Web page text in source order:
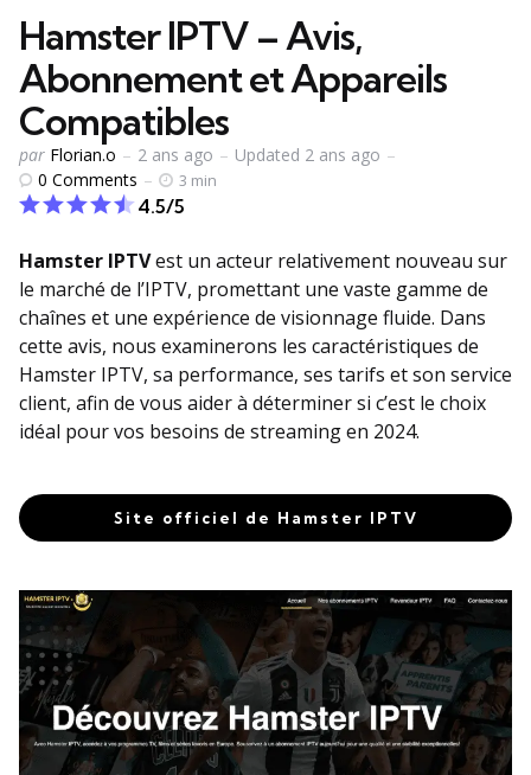
Hamster IPTV – Avis,
Abonnement et Appareils
Compatibles
Publié
par
par Florian.o 2 ans ago Updated 2 ans ago
0 Comments 3 min
4.5/5
Hamster IPTVest un acteur relativement nouveau sur
le marché de l’IPTV, promettant une vaste gamme de
chaînes et une expérience de visionnage fluide. Dans
cette avis, nous examinerons les caractéristiques de
Hamster IPTV, sa performance, ses tarifs et son service
client, afin de vous aider à déterminer si c’est le choix
idéal pour vos besoins de streaming en 2024.
Site officiel de Hamster IPTV